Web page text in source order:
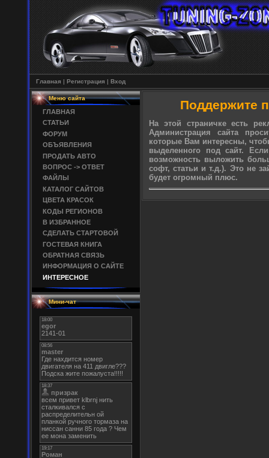
Главная | Регистрация | Вход
Меню сайта
ГЛАВНАЯ
СТАТЬИ
ФОРУМ
ОБЪЯВЛЕНИЯ
ПРОДАТЬ АВТО
ВОПРОС -> ОТВЕТ
ФАЙЛЫ
КАТАЛОГ САЙТОВ
ЦВЕТА КРАСОК
КОДЫ РЕГИОНОВ
В ИЗБРАННОЕ
СДЕЛАТЬ СТАРТОВОЙ
ГОСТЕВАЯ КНИГА
ОБРАТНАЯ СВЯЗЬ
ИНФОРМАЦИЯ О САЙТЕ
ИНТЕРЕСНОЕ
Мини-чат
Поддержите
На этой страничке есть
Администрация сайта
которые Вам интересны,
выделенного под сайт.
возможность выложить
софт, статьи и т.д.). Это не
будет огромный плюс.